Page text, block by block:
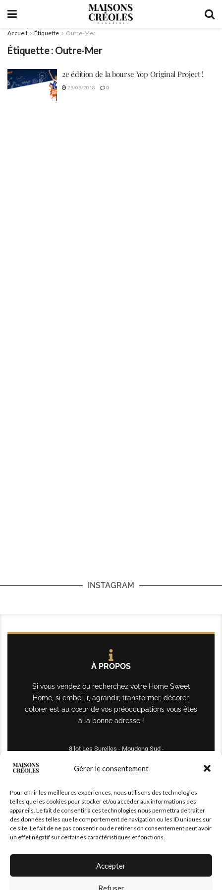
Gérer le consentement
Pour offrir les meilleures expériences, nous utilisons des technologies
telles que les cookies pour stocker et/ou accéder aux informations des
appareils. Le fait de consentir à ces technologies nous permettra de traiter
des données telles que le comportement de navigation ou les ID uniques sur
ce site. Le fait de ne pas consentir ou de retirer son consentement peut avoir
un effet négatif sur certaines caractéristiques et fonctions.
Accepter
Refuser
Accueil Étiquette Outre-Mer
Étiquette : Outre-Mer
2e édition de la bourse Yop Original Project !
23/03/2018 0
INSTAGRAM
À PROPOS
Si vous vendez ou recherchez votre Home Sweet
Home, si embellir, agrandir, transformer, décorer,
colorer est au cœur de vos préoccupations vous êtes
à la bonne adresse !
8 lot Les Surelles - Moudong Sud -
maisonscreoles.immo@gmail.com